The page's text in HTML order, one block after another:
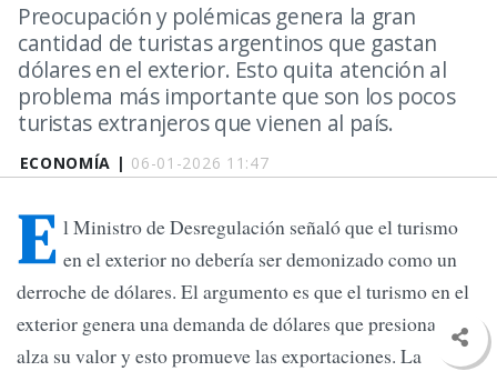
ECONOMÍA | 06-01-2026 11:47
Preocupación y polémicas genera la gran
cantidad de turistas argentinos que gastan
dólares en el exterior. Esto quita atención al
problema más importante que son los pocos
turistas extranjeros que vienen al país.
E l Ministro de Desregulación señaló que el turismo
en el exterior no debería ser demonizado como un
derroche de dólares. El argumento es que el turismo en el
exterior genera una demanda de dólares que presiona al
alza su valor y esto promueve las exportaciones. La